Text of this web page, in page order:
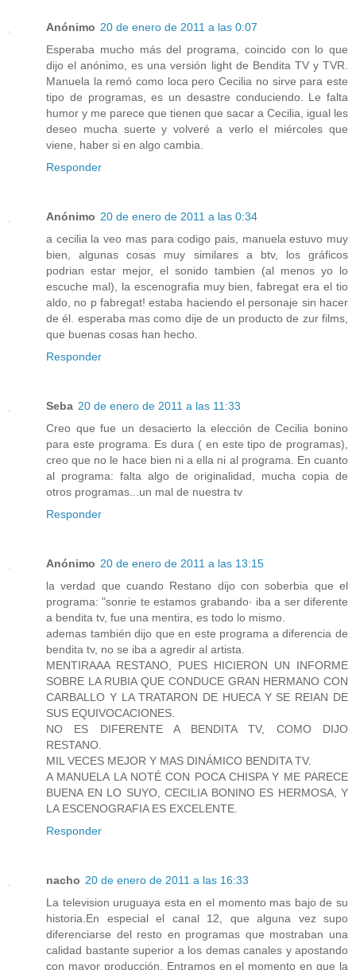
Anónimo 20 de enero de 2011 a las 0:07
Esperaba mucho más del programa, coincido con lo que
dijo el anónimo, es una versión light de Bendita TV y TVR.
Manuela la remó como loca pero Cecilia no sirve para este
tipo de programas, es un desastre conduciendo. Le falta
humor y me parece que tienen que sacar a Cecilia, igual les
deseo mucha suerte y volveré a verlo el miércoles que
viene, haber si en algo cambia.
Responder
Anónimo 20 de enero de 2011 a las 0:34
a cecilia la veo mas para codigo pais, manuela estuvo muy
bien, algunas cosas muy similares a btv, los gráficos
podrian estar mejor, el sonido tambien (al menos yo lo
escuche mal), la escenografia muy bien, fabregat era el tio
aldo, no p fabregat! estaba haciendo el personaje sin hacer
de él. esperaba mas como dije de un producto de zur films,
que buenas cosas han hecho.
Responder
Seba 20 de enero de 2011 a las 11:33
Creo que fue un desacierto la elección de Cecilia bonino
para este programa. Es dura ( en este tipo de programas),
creo que no le hace bien ni a ella ni al programa. En cuanto
al programa: falta algo de originalidad, mucha copia de
otros programas...un mal de nuestra tv
Responder
Anónimo 20 de enero de 2011 a las 13:15
la verdad que cuando Restano dijo con soberbia que el
programa: "sonrie te estamos grabando· iba a ser diferente
a bendita tv, fue una mentira, es todo lo mismo.
ademas también dijo que en este programa a diferencia de
bendita tv, no se iba a agredir al artista.
MENTIRAAA RESTANO, PUES HICIERON UN INFORME
SOBRE LA RUBIA QUE CONDUCE GRAN HERMANO CON
CARBALLO Y LA TRATARON DE HUECA Y SE REIAN DE
SUS EQUIVOCACIONES.
NO ES DIFERENTE A BENDITA TV, COMO DIJO
RESTANO.
MIL VECES MEJOR Y MAS DINÁMICO BENDITA TV.
A MANUELA LA NOTÉ CON POCA CHISPA Y ME PARECE
BUENA EN LO SUYO, CECILIA BONINO ES HERMOSA, Y
LA ESCENOGRAFIA ES EXCELENTE.
Responder
nacho 20 de enero de 2011 a las 16:33
La television uruguaya esta en el momento mas bajo de su
historia.En especial el canal 12, que alguna vez supo
diferenciarse del resto en programas que mostraban una
calidad bastante superior a los demas canales y apostando
con mayor producción. Entramos en el momento en que la